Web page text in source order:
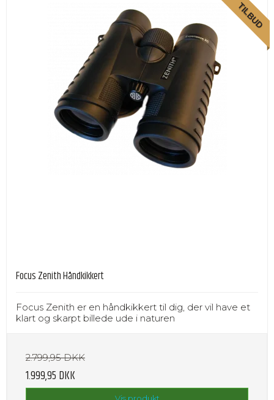
TILBUD
Focus Zenith Håndkikkert
Focus Zenith er en håndkikkert til dig, der vil have et
klart og skarpt billede ude i naturen
2.799,95 DKK
1.999,95 DKK
Vis produkt